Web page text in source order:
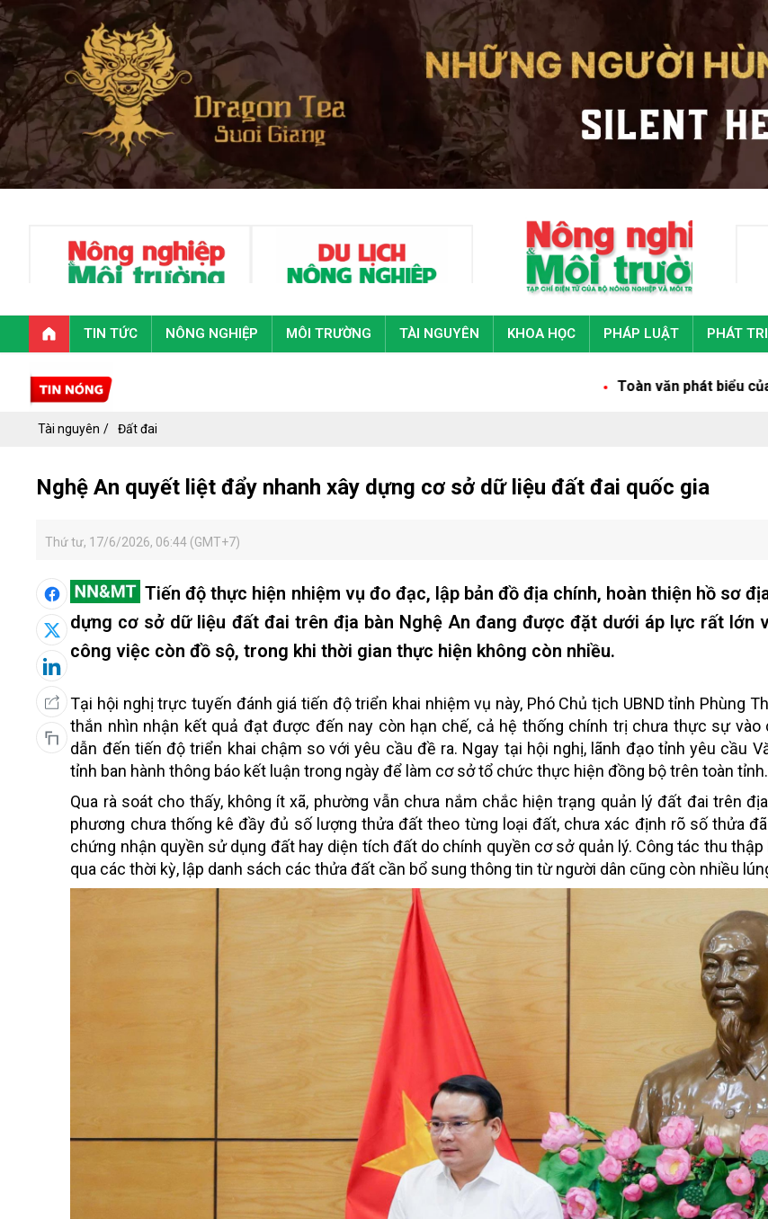
TIN TỨC NÔNG NGHIỆP MÔI TRƯỜNG TÀI NGUYÊN KHOA HỌC PHÁP LUẬT PHÁT
Toàn văn phát biểu của Tổng Bí thư,
Tài nguyên Đất đai
Nghệ An quyết liệt đẩy nhanh xây dựng cơ sở dữ liệu đất đai quốc gia
Thứ tư, 17/6/2026, 06:44 (GMT+7)
Tiến độ thực hiện nhiệm vụ đo đạc, lập bản đồ địa chính, hoàn thiện hồ sơ
dựng cơ sở dữ liệu đất đai trên địa bàn Nghệ An đang được đặt dưới áp lực rất lớn
công việc còn đồ sộ, trong khi thời gian thực hiện không còn nhiều.
Tại hội nghị trực tuyến đánh giá tiến độ triển khai nhiệm vụ này, Phó Chủ tịch UBND tỉnh Phùng
thắn nhìn nhận kết quả đạt được đến nay còn hạn chế, cả hệ thống chính trị chưa thực sự vào
dẫn đến tiến độ triển khai chậm so với yêu cầu đề ra. Ngay tại hội nghị, lãnh đạo tỉnh yêu cầu
tỉnh ban hành thông báo kết luận trong ngày để làm cơ sở tổ chức thực hiện đồng bộ trên toàn tỉnh.
Qua rà soát cho thấy, không ít xã, phường vẫn chưa nắm chắc hiện trạng quản lý đất đai trên
phương chưa thống kê đầy đủ số lượng thửa đất theo từng loại đất, chưa xác định rõ số thửa
chứng nhận quyền sử dụng đất hay diện tích đất do chính quyền cơ sở quản lý. Công tác thu
qua các thời kỳ, lập danh sách các thửa đất cần bổ sung thông tin từ người dân cũng còn nhiều